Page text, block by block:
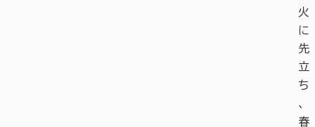
火
に
先
立
ち
、
春